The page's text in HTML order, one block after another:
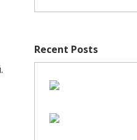
Recent Posts